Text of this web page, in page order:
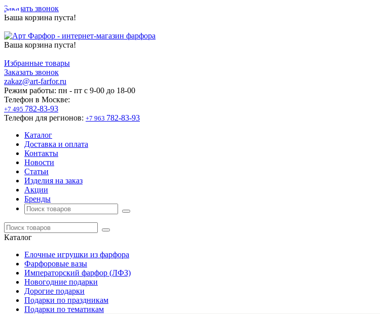
Заказать звонок
Ваша корзина пуста!
Ваша корзина пуста!
Избранные товары
Заказать звонок
zakaz@art-farfor.ru
Режим работы: пн - пт c 9-00 до 18-00
Телефон в Москве:
+7 495 782-83-93
Телефон для регионов: +7 963 782-83-93
Каталог
Доставка и оплата
Контакты
Новости
Статьи
Изделия на заказ
Акции
Бренды
Каталог
Елочные игрушки из фарфора
Фарфоровые вазы
Императорский фарфор (ЛФЗ)
Новогодние подарки
Дорогие подарки
Подарки по праздникам
Подарки по тематикам